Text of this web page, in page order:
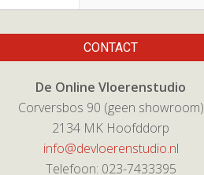
CONTACT
De Online Vloerenstudio
Corversbos 90 (geen showroom)
2134 MK Hoofddorp
info@devloerenstudio.nl
Telefoon: 023-7433395